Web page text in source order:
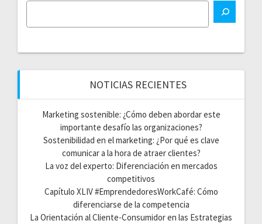
NOTICIAS RECIENTES
Marketing sostenible: ¿Cómo deben abordar este
importante desafío las organizaciones?
Sostenibilidad en el marketing: ¿Por qué es clave
comunicar a la hora de atraer clientes?
La voz del experto: Diferenciación en mercados
competitivos
Capítulo XLIV #EmprendedoresWorkCafé: Cómo
diferenciarse de la competencia
La Orientación al Cliente-Consumidor en las Estrategias